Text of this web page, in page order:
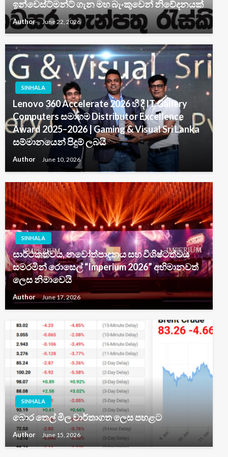
ඉන්වෙස්ට්මන්ට් ගැන මහ බැංකුවෙන් නිවේදනයක්
Author June 22, 2026
SINHALA
Lenovo 360 Accelerate 2026 හී දී IT Gallery
Computers සමාගම Distributor Excellence
Award 2025–2026 | Gaming & Visual Sri Lanka
සම්මානයෙන් පිදුම් ලබයි
Author June 10, 2026
SINHALA
සාර්ථකත්වය, නවෝත්පාදනය සහ විශිෂ්ටත්වය
සමරමින් රොසෙල් “Imperium 2026” අභිමානවත්
ලෙස නිමාවෙයි
Author June 17, 2026
SINHALA
බොර තෙල් මිල වාර්තාගත ලෙස පහළට
Author June 15, 2026